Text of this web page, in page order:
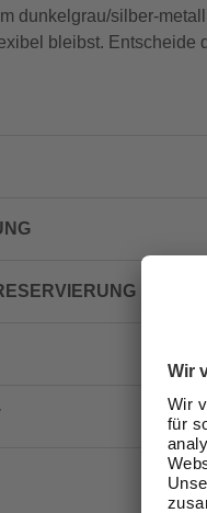
dunkelgrau/silber-
bleibst. Entscheide